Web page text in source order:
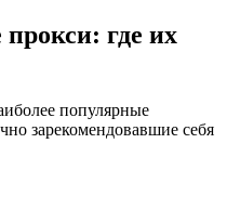
где их
популярные
зарекомендовавшие себя